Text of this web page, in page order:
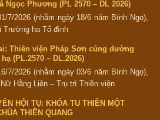
Ngọc Phương (PL 2570 – DL 2026)
7/2026 (nhằm ngày 18/6 năm Bính Ngọ),
Trường hạ Tổ đình
Thiền viện Pháp Sơn cúng dường
(PL.2570 – DL.2026)
7/2026 (nhằm ngày 03/6 năm Bính Ngọ),
Hằng Liên – Trụ trì Thiền viện
HỘI TỤ: KHÓA TU THIỀN MỘT
THIÊN QUANG